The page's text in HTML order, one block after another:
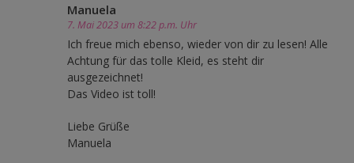
Manuela
7. Mai 2023 um 8:22 p.m. Uhr
Ich freue mich ebenso, wieder von dir zu lesen! Alle
Achtung für das tolle Kleid, es steht dir
ausgezeichnet!
Das Video ist toll!
Liebe Grüße
Manuela